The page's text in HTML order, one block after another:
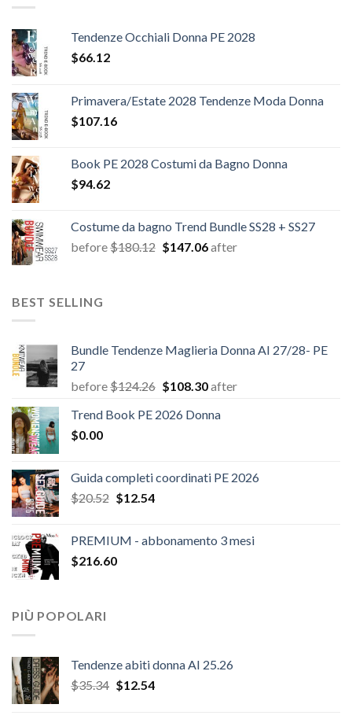
Tendenze Occhiali Donna PE 2028
$66.12
Primavera/Estate 2028 Tendenze Moda Donna
$107.16
Book PE 2028 Costumi da Bagno Donna
$94.62
Costume da bagno Trend Bundle SS28 + SS27
before$180.12 Il
$147.06Il
after
BEST SELLING
Bundle Tendenze Maglieria Donna AI 27/28- PE
27
before$124.26 Il
originale
$108.30Il
attuale
after
Trend Book PE 2026 Donna
$0.00
Guida completi coordinati PE 2026
$20.52 Il
era:
$20.52.
$12.54Il
è:
PREMIUM - abbonamento 3 mesi
$216.60
PIÙ POPOLARI
Tendenze abiti donna AI 25.26
$35.34 Il
$12.54Il